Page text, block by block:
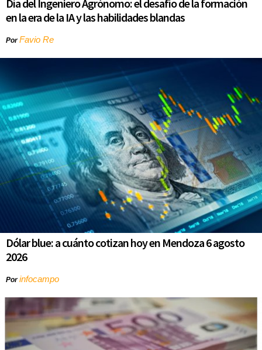
Día del Ingeniero Agrónomo: el desafío de la formación
en la era de la IA y las habilidades blandas
PorFavio Re
Dólar blue: a cuánto cotizan hoy en Mendoza 6 agosto
2026
Porinfocampo